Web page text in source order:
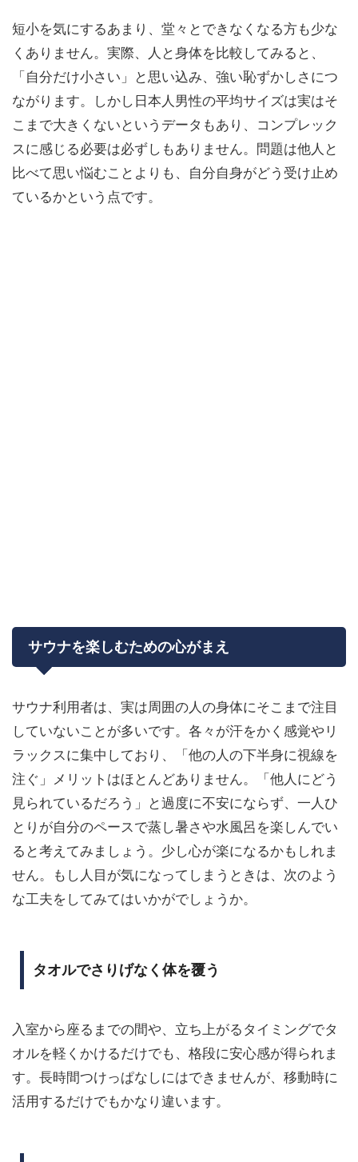
短小を気にするあまり、堂々とできなくなる方も少な
くありません。実際、人と身体を比較してみると、
「自分だけ小さい」と思い込み、強い恥ずかしさにつ
ながります。しかし日本人男性の平均サイズは実はそ
こまで大きくないというデータもあり、コンプレック
スに感じる必要は必ずしもありません。問題は他人と
比べて思い悩むことよりも、自分自身がどう受け止め
ているかという点です。
サウナを楽しむための心がまえ
サウナ利用者は、実は周囲の人の身体にそこまで注目
していないことが多いです。各々が汗をかく感覚やリ
ラックスに集中しており、「他の人の下半身に視線を
注ぐ」メリットはほとんどありません。「他人にどう
見られているだろう」と過度に不安にならず、一人ひ
とりが自分のペースで蒸し暑さや水風呂を楽しんでい
ると考えてみましょう。少し心が楽になるかもしれま
せん。もし人目が気になってしまうときは、次のよう
な工夫をしてみてはいかがでしょうか。
タオルでさりげなく体を覆う
入室から座るまでの間や、立ち上がるタイミングでタ
オルを軽くかけるだけでも、格段に安心感が得られま
す。長時間つけっぱなしにはできませんが、移動時に
活用するだけでもかなり違います。